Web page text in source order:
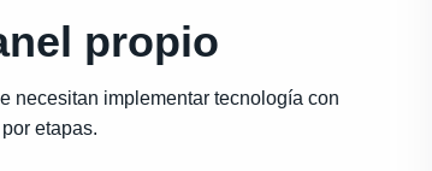
propio
necesitan implementar tecnología con
etapas.